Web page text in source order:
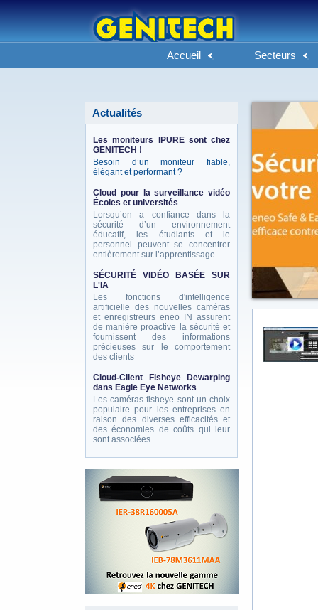
Accueil Secteurs
Actualités
Les moniteurs IPURE sont chez
GENITECH !
Besoin d’un moniteur fiable,
élégant et performant ?
Cloud pour la surveillance vidéo
Écoles et universités
Lorsqu’on a confiance dans la
sécurité d’un environnement
éducatif, les étudiants et le
personnel peuvent se concentrer
entièrement sur l’apprentissage
SÉCURITÉ VIDÉO BASÉE SUR
L'IA
Les fonctions d'intelligence
artificielle des nouvelles caméras
et enregistreurs eneo IN assurent
de manière proactive la sécurité et
fournissent des informations
précieuses sur le comportement
des clients
Cloud-Client Fisheye Dewarping
dans Eagle Eye Networks
Les caméras fisheye sont un choix
populaire pour les entreprises en
raison des diverses efficacités et
des économies de coûts qui leur
sont associées